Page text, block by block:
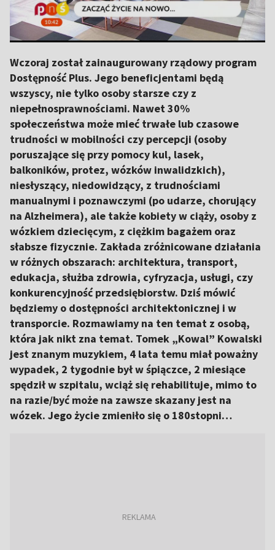
Wczoraj został zainaugurowany rządowy program
Dostępność Plus. Jego beneficjentami będą
wszyscy, nie tylko osoby starsze czy z
niepełnosprawnościami. Nawet 30%
społeczeństwa może mieć trwałe lub czasowe
trudności w mobilności czy percepcji (osoby
poruszające się przy pomocy kul, lasek,
balkoników, protez, wózków inwalidzkich),
niesłyszący, niedowidzący, z trudnościami
manualnymi i poznawczymi (po udarze, chorujący
na Alzheimera), ale także kobiety w ciąży, osoby z
wózkiem dziecięcym, z ciężkim bagażem oraz
słabsze fizycznie. Zakłada zróżnicowane działania
w różnych obszarach: architektura, transport,
edukacja, służba zdrowia, cyfryzacja, usługi, czy
konkurencyjność przedsiębiorstw. Dziś mówić
będziemy o dostępności architektonicznej i w
transporcie. Rozmawiamy na ten temat z osobą,
która jak nikt zna temat. Tomek „Kowal” Kowalski
jest znanym muzykiem, 4 lata temu miał poważny
wypadek, 2 tygodnie był w śpiączce, 2 miesiące
spędził w szpitalu, wciąż się rehabilituje, mimo to
na razie/być może na zawsze skazany jest na
wózek. Jego życie zmieniło się o 180stopni…